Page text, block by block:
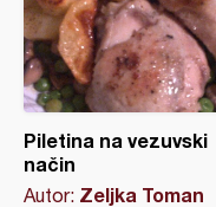
Piletina na vezuvski
način
Autor: Zeljka Toman